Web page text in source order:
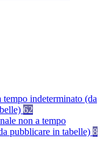
tempo indeterminato (da
62
non a tempo
pubblicare in tabelle) 8